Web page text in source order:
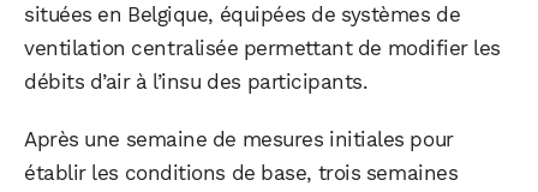
situées en Belgique, équipées de systèmes de
ventilation centralisée permettant de modifier les
débits d’air à l’insu des participants.
Après une semaine de mesures initiales pour
établir les conditions de base, trois semaines